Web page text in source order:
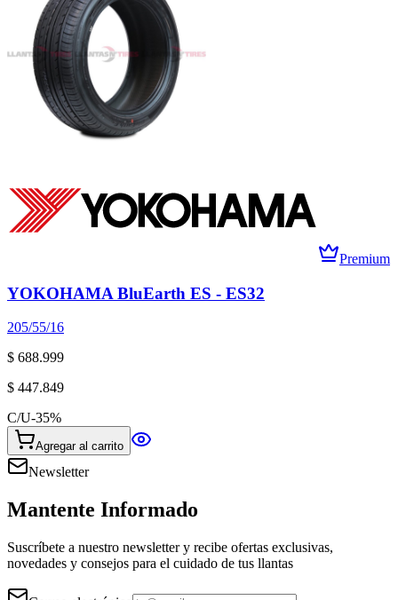
Premium
YOKOHAMA BluEarth ES - ES32
205/55/16
$ 688.999
$ 447.849
C/U-35%
Agregar al carrito
Newsletter
Mantente Informado
Suscríbete a nuestro newsletter y recibe ofertas exclusivas,
novedades y consejos para el cuidado de tus llantas